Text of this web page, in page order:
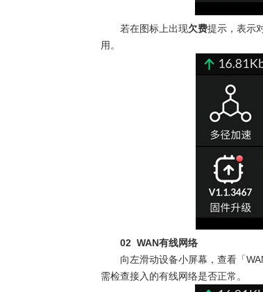
若在图标上出现欠费提示，表示
用。
02 WAN有线网络
向左滑动设备小屏幕，查看「
需检查接入的有线网络是否正常。